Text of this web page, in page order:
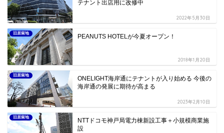
テナント出店用に改修中
2022年5月30日
旧居留地 PEANUTS HOTELが今夏オープン！
2018年1月20日
旧居留地
ONELIGHT海岸通にテナントが入り始める 今後の
海岸通の発展に期待が高まる
2023年2月10日
旧居留地
NTTドコモ神戸局電力棟新設工事＋小規模商業施
設